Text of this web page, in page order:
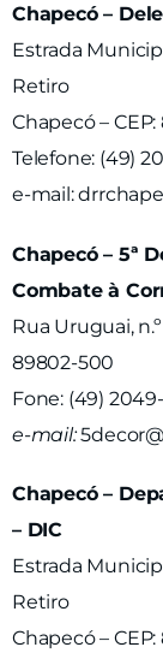
Chapecó –
Estrada
Retiro
Chapecó –
Telefone: (49)
e-mail:
Chapecó – 5ª
Combate à
Rua Uruguai,
89802-500
Fone: (49)
e-mail:
Chapecó –
– DIC
Estrada
Retiro
Chapecó –